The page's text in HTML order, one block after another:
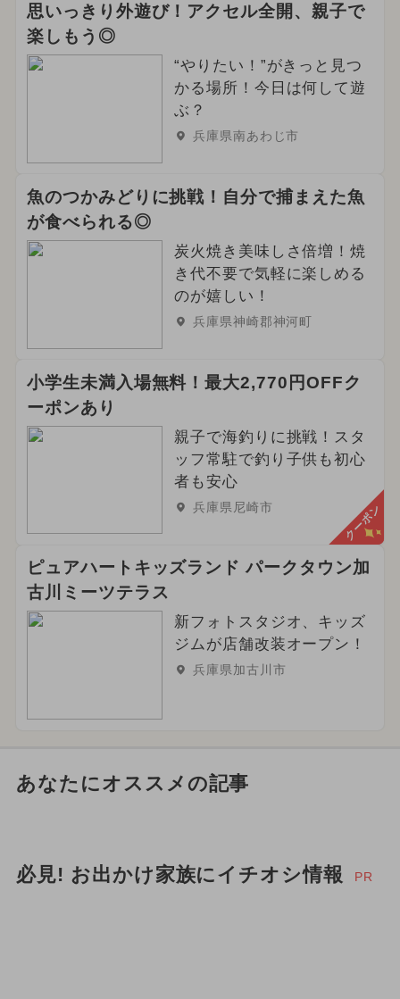
思いっきり外遊び！アクセル全開、親子で
楽しもう◎
“やりたい！”がきっと見つ
かる場所！今日は何して遊
ぶ？
兵庫県南あわじ市
魚のつかみどりに挑戦！自分で捕まえた魚
が食べられる◎
炭火焼き美味しさ倍増！焼
き代不要で気軽に楽しめる
のが嬉しい！
兵庫県神崎郡神河町
小学生未満入場無料！最大2,770円OFFク
ーポンあり
親子で海釣りに挑戦！スタ
ッフ常駐で釣り子供も初心
者も安心
兵庫県尼崎市 クーポン
ピュアハートキッズランド パークタウン加
古川ミーツテラス
新フォトスタジオ、キッズ
ジムが店舗改装オープン！
兵庫県加古川市
あなたにオススメの記事
必見! お出かけ家族にイチオシ情報 PR